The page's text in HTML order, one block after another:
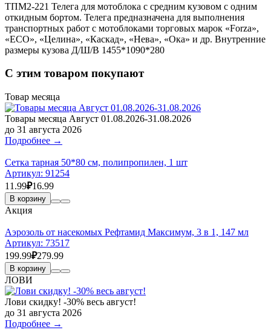
ТПМ2-221 Телега для мотоблока с средним кузовом с одним
откидным бортом. Телега предназначена для выполнения
транспортных работ с мотоблоками торговых марок «Forza»,
«ECO», «Целина», «Каскад», «Нева», «Ока» и др. Внутренние
размеры кузова Д/Ш/В 1455*1090*280
С этим товаром покупают
Товар месяца
Товары месяца Август 01.08.2026-31.08.2026
до 31 августа 2026
Подробнее →
Сетка тарная 50*80 см, полипропилен, 1 шт
Артикул: 91254
11.99₽16.99
В корзину
Акция
Аэрозоль от насекомых Рефтамид Максимум, 3 в 1, 147 мл
Артикул: 73517
199.99₽279.99
В корзину
ЛОВИ
Лови скидку! -30% весь август!
до 31 августа 2026
Подробнее →